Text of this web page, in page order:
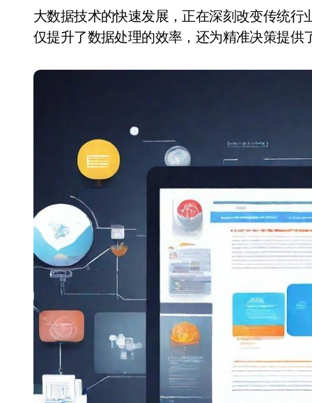
大数据技术的快速发展，正在深刻改变传统行业的运作方式。在质量管理领域，大数据的应用不
仅提升了数据处理的效率，还为精准决策提供